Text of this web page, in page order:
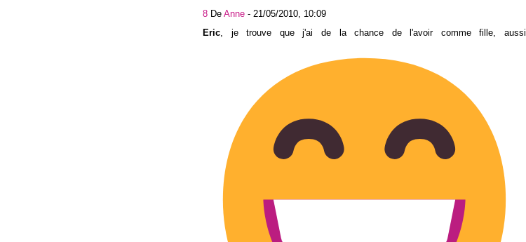
8 De Anne - 21/05/2010, 10:09
Eric, je trouve que j'ai de la chance de l'avoir comme fille, aussi